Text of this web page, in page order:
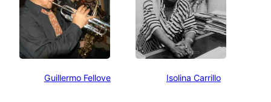
Guillermo Fellove Isolina Carrillo